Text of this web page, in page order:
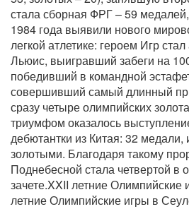
стала сборная ФРГ – 59
1984 года выявили нового
легкой атлетике: героем Игр
Льюис, выигравший забеги на
победивший в командной
совершивший самый длинный
сразу четыре олимпийских
триумфом оказалось
дебютантки из Китая: 32 медали,
золотыми. Благодаря такому
Поднебесной стала четвертой в
зачете.XXII летние
летние Олимпийские игры в